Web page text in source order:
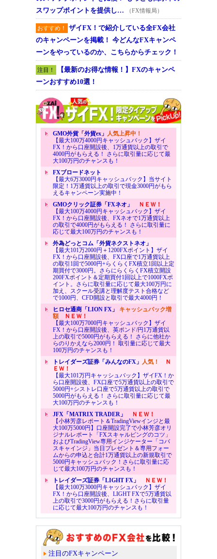
スワップポイントを提供し…
（FX情報局）
おすすめ！
ザイFX！で紹介している全FX会社
のキャンペーンを掲載！ 今どんなFXキャンペ
ーンをやっているのか、こちらからチェック！
注目！
【最新のお得な情報！】FXのキャンペ
ーンおすすめ10選！
GMO外貨「外貨ex」 人気上昇中！
【最大100万4000円キャッシュバック】ザイ
FX！から口座開設後、1万通貨以上の取引で
4000円がもらえる！ さらに取引量に応じて最
大100万円のチャンスも！
FXブロードネット
【最大6万3000円キャッシュバック】当サイト
限定！1万通貨以上の取引で現金3000円がもら
えるキャンペーン実施中！
GMOクリック証券「FXネオ」
ＮＥＷ！
【最大100万4000円キャッシュバック】ザイ
FX！から口座開設後、FXネオで1万通貨以上
の取引で4000円がもらえる！ さらに取引量に
応じて最大100万円のチャンスも！
外為どっとコム「外貨ネクストネオ」
【最大101万2000円＋1200FXポイント】ザイ
FX！から口座開設後、FX口座で1万通貨以上
の取引1回で5000円+らくらくFX積立1回以上定
期買付で3000円。さらにらくらくFX積立開設
200FXポイント＆定期買付1回以上で1000FXポ
イント。さらに取引量に応じて最大100万円に
加え、スクール受講と理解度テスト合格など
で1000円、CFD開設と取引で最大4000円！
ヒロセ通商「LION FX」 キャッシュバック増
額ＮＥＷ！
【最大100万7000円キャッシュバック】ザイ
FX！から口座開設後、英ポンド/円1万通貨以
上の取引で5000円がもらえる！ さらに他社か
らのりかえなら2000円！ 取引量に応じて最大
100万円のチャンスも！
トレイダーズ証券「みんなのFX」 人気！
Ｎ
ＥＷ！
【最大101万円キャッシュバック】ザイFX！か
ら口座開設後、FX口座で5万通貨以上の取引で
5000円+シストレ口座で5万通貨以上の取引で
5000円がもらえる！ さらに取引量に応じて最
大100万円のチャンスも！
JFX「MATRIX TRADER」
ＮＥＷ！
【小林芳彦レポート＆TradingViewインジと最
大100万5000円】口座開設完了で小林芳彦オリ
ジナルレポート「FXスキャルピングのコツ」
およびTradingView専用インジケーター「コバ
スキャインジ」当日プレゼント＆専用フォー
ムからの申込と合計1万通貨以上の新規取引で
5000円キャッシュバック！さらに取引量に応
じて最大100万円のチャンスも！
トレイダーズ証券「LIGHT FX」
ＮＥＷ！
【最大100万3000円キャッシュバック】ザイ
FX！から口座開設後、LIGHT FXで5万通貨以
上の取引で3000円がもらえる！さらに取引量
に応じて最大100万円のチャンスも！
注目のFXキャンペーン